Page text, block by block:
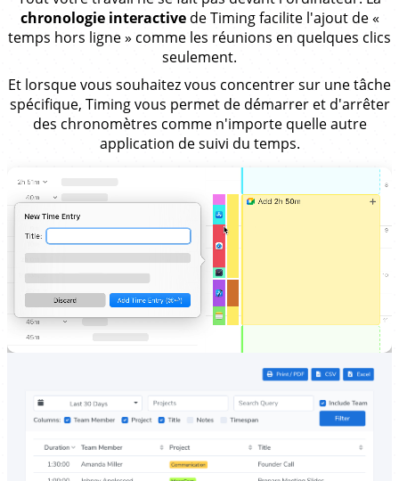
chronologie interactivede Timing facilite l'ajout de «
temps hors ligne » comme les réunions en quelques clics
seulement.
Et lorsque vous souhaitez vous concentrer sur une tâche
spécifique, Timing vous permet de démarrer et d'arrêter
des chronomètres comme n'importe quelle autre
application de suivi du temps.